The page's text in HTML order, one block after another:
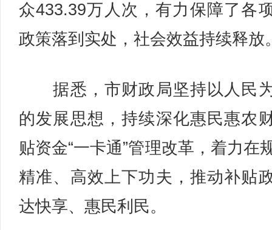
众433.39万人次，有力保障了各
政策落到实处，社会效益持续释放
据悉，市财政局坚持以人民
的发展思想，持续深化惠民惠农
贴资金“一卡通”管理改革，着力在
精准、高效上下功夫，推动补贴
达快享、惠民利民。